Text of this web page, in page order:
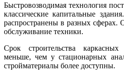
Быстровозводимая технология
классические капитальные
распространены в разных
обслуживание техники.
Срок строительства
меньше, чем у стационарных
стройматериалы более доступны.